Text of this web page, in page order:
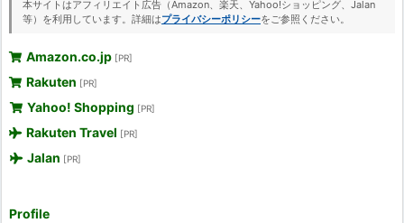
本サイトはアフィリエイト広告（Amazon、楽天、Yahoo!ショッピング、Jalan
等）を利用しています。詳細はプライバシーポリシーをご参照ください。
Amazon.co.jp [PR]
Rakuten [PR]
Yahoo! Shopping [PR]
Rakuten Travel [PR]
Jalan [PR]
Profile